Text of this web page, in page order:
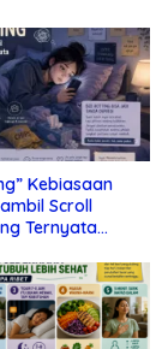
Kebiasaan
Scroll
Ternyata